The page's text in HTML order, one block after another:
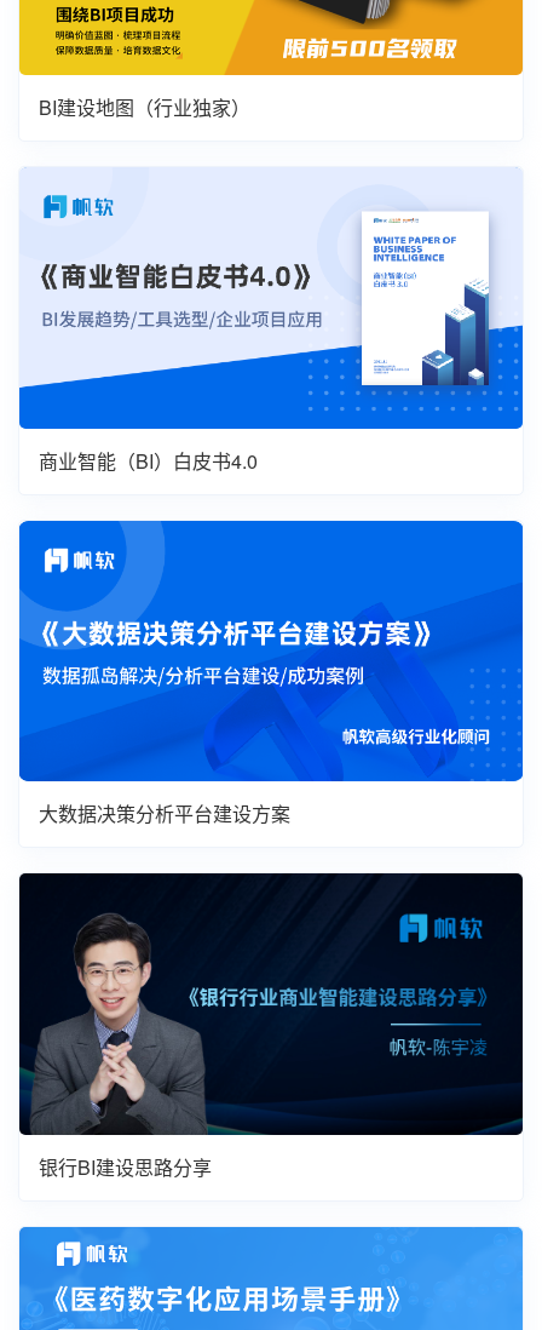
BI建设地图（行业独家）
商业智能（BI）白皮书4.0
大数据决策分析平台建设方案
银行BI建设思路分享